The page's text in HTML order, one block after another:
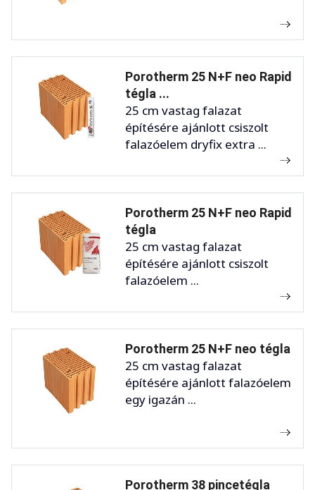
Porotherm 25 N+F neo Rapid
tégla ...
25 cm vastag falazat
építésére ajánlott csiszolt
falazóelem dryfix extra ...
Porotherm 25 N+F neo Rapid
tégla
25 cm vastag falazat
építésére ajánlott csiszolt
falazóelem ...
Porotherm 25 N+F neo tégla
25 cm vastag falazat
építésére ajánlott falazóelem
egy igazán ...
Porotherm 38 pincetégla